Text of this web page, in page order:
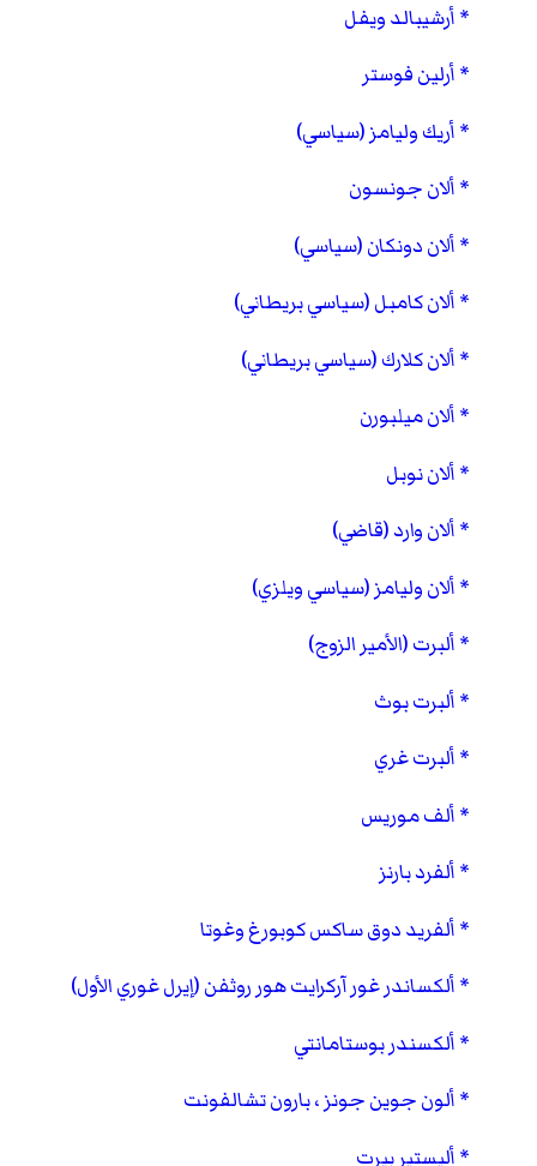
أرشيبالد ويفل
أرلين فوستر
أريك وليامز (سياسي)
ألان جونسون
ألان دونكان (سياسي)
ألان كامبل (سياسي بريطاني)
ألان كلارك (سياسي بريطاني)
ألان ميلبورن
ألان نوبل
ألان وارد (قاضي)
ألان وليامز (سياسي ويلزي)
ألبرت (الأمير الزوج)
ألبرت بوث
ألبرت غري
ألف موريس
ألفرد بارنز
ألفريد دوق ساكس كوبورغ وغوتا
ألكساندر غور آركرايت هور روثفن (إيرل غوري الأول)
ألكسندر بوستامانتي
ألون جوين جونز ، بارون تشالفونت
أليستير بيرت